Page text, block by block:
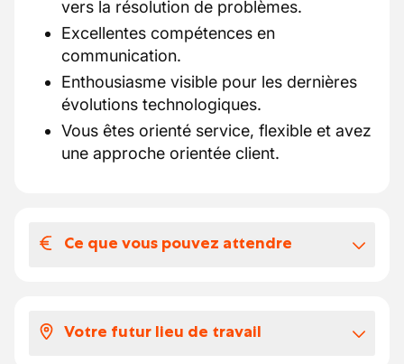
vers la résolution de problèmes.
Excellentes compétences en
communication.
Enthousiasme visible pour les dernières
évolutions technologiques.
Vous êtes orienté service, flexible et avez
une approche orientée client.
Ce que vous pouvez attendre
Nous vous offrons la chance de bâtir une
Votre futur lieu de travail